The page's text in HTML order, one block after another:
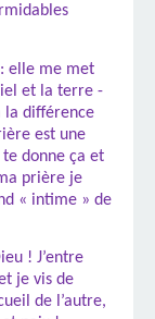
: elle me met
et la terre -
la différence
est une
donne ça et
prière je
« intime » de
! J’entre
je vis de
de l’autre,